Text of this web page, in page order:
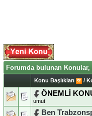
Forumda bulunan
Konu Başlıkları /
ÖNEMLİ
umut
Ben